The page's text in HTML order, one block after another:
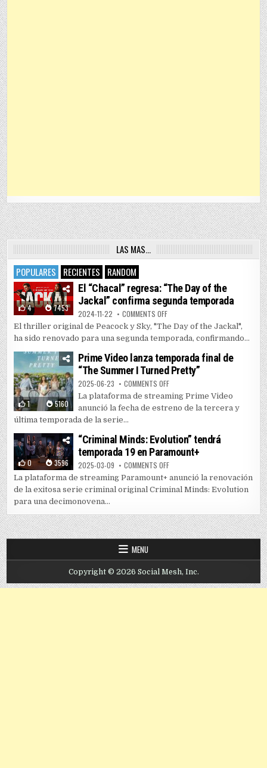
LAS MAS…
POPULARES
RECIENTES RANDOM
4 7453
El “Chacal” regresa: “The Day of the
Jackal” confirma segunda temporada
2024-11-22 COMMENTS OFFON EL “CHACAL” REGRESA: “THE
El thriller original de Peacock y Sky, "The Day of the Jackal",
ha sido renovado para una segunda temporada, confirmando...
1 5160
Prime Video lanza temporada final de
“The Summer I Turned Pretty”
2025-06-23 COMMENTS OFFON PRIME VIDEO LANZA
La plataforma de streaming Prime Video
anunció la fecha de estreno de la tercera y
última temporada de la serie...
0 3596
“Criminal Minds: Evolution” tendrá
temporada 19 en Paramount+
2025-03-09 COMMENTS OFFON “CRIMINAL MINDS:
La plataforma de streaming Paramount+ anunció la renovación
de la exitosa serie criminal original Criminal Minds: Evolution
para una decimonovena...
MENU
Copyright © 2026 Social Mesh, Inc.